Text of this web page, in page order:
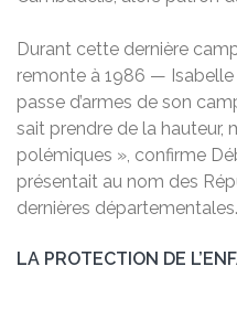
Durant cette dernière
remonte à 1986 — Isabelle
passe d’armes de son
sait prendre de la hauteur,
polémiques », confirme
présentait au nom des
dernières départementales.
LA PROTECTION DE